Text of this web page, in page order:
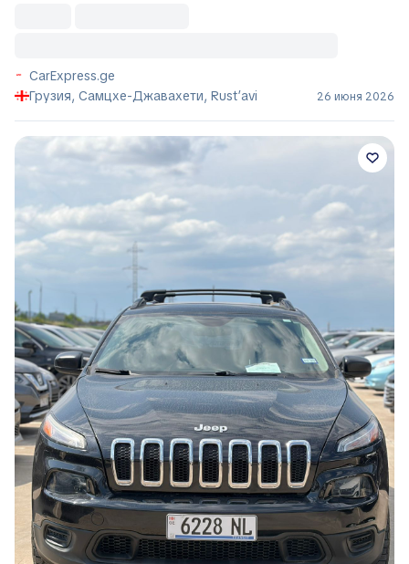
CarExpress.ge
Грузия, Самцхе-Джавахети, Rust’avi
26 июня 2026